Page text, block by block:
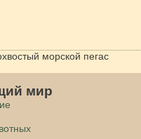
морской пегас
мир